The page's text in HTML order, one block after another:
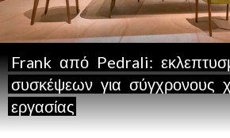
Frank από Pedrali:
συσκέψεων για σύγχρονους
εργασίας